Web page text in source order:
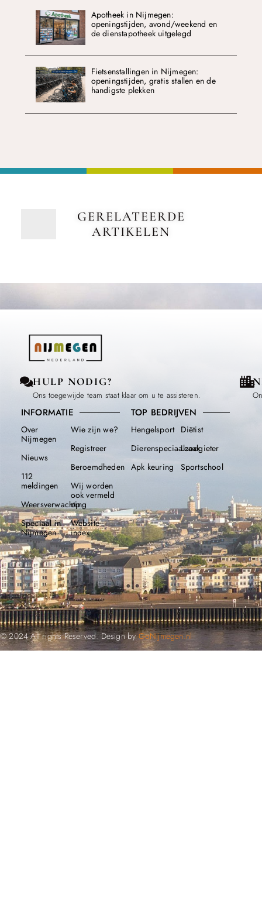
Apotheek in Nijmegen:
openingstijden, avond/weekend en
de dienstapotheek uitgelegd
Fietsenstallingen in Nijmegen:
openingstijden, gratis stallen en de
handigste plekken
GERELATEERDE
ARTIKELEN
HULP NODIG?
Ons toegewijde team staat klaar om u te assisteren.
INFORMATIE
Over
Nijmegen
Nieuws
112
meldingen
Weersverwachting
Speciaal in
Nijmegen
Wie zijn we?
Registreer
Beroemdheden​
Wij worden
ook vermeld
op
Website
index
TOP BEDRIJVEN
Hengelsport
Dierenspeciaalzaak
Apk keuring
Diëtist
Loodgieter
Sportschool
© 2024 All rights Reserved. Design byGoNijmegen.nl